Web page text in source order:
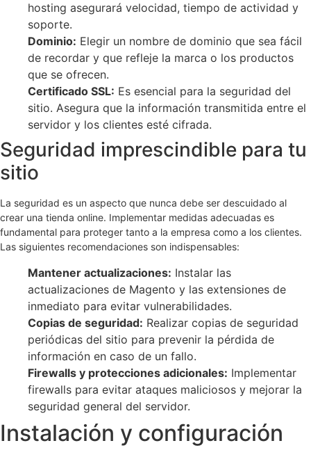
hosting asegurará velocidad, tiempo de actividad y
soporte.
Dominio: Elegir un nombre de dominio que sea fácil
de recordar y que refleje la marca o los productos
que se ofrecen.
Certificado SSL: Es esencial para la seguridad del
sitio. Asegura que la información transmitida entre el
servidor y los clientes esté cifrada.
Seguridad imprescindible para tu
sitio
La seguridad es un aspecto que nunca debe ser descuidado al
crear una tienda online. Implementar medidas adecuadas es
fundamental para proteger tanto a la empresa como a los clientes.
Las siguientes recomendaciones son indispensables:
Mantener actualizaciones: Instalar las
actualizaciones de Magento y las extensiones de
inmediato para evitar vulnerabilidades.
Copias de seguridad: Realizar copias de seguridad
periódicas del sitio para prevenir la pérdida de
información en caso de un fallo.
Firewalls y protecciones adicionales: Implementar
firewalls para evitar ataques maliciosos y mejorar la
seguridad general del servidor.
Instalación y configuración